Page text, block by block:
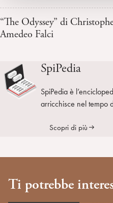
“The Odyssey” di
Amedeo Falci
SpiPedia
SpiPedia è
arricchisce nel tempo
Scopri di più
Ti potrebbe